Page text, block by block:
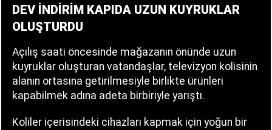
DEV İNDİRİM KAPIDA UZUN KUYRUKLAR
OLUŞTURDU
Açılış saati öncesinde mağazanın önünde uzun
kuyruklar oluşturan vatandaşlar, televizyon kolisinin
alanın ortasına getirilmesiyle birlikte ürünleri
kapabilmek adına adeta birbiriyle yarıştı.
Koliler içerisindeki cihazları kapmak için yoğun bir